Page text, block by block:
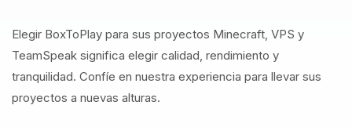
Elegir BoxToPlay para sus proyectos Minecraft, VPS y
TeamSpeak significa elegir calidad, rendimiento y
tranquilidad. Confíe en nuestra experiencia para llevar sus
proyectos a nuevas alturas.